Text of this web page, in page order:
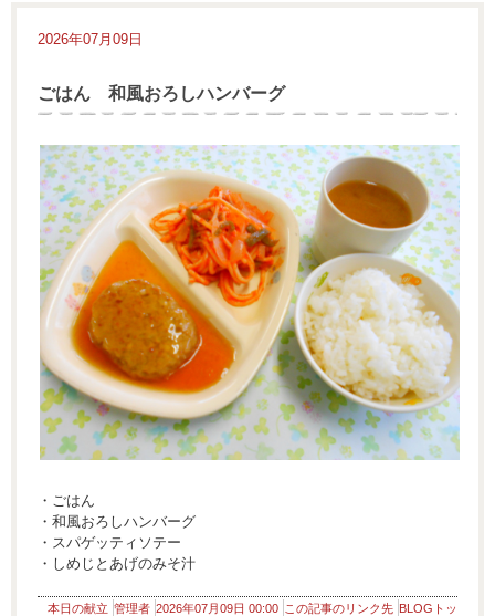
2026年07月09日
ごはん 和風おろしハンバーグ
・ごはん
・和風おろしハンバーグ
・スパゲッティソテー
・しめじとあげのみそ汁
本日の献立 管理者 2026年07月09日 00:00 この記事のリンク先 BLOGトッ